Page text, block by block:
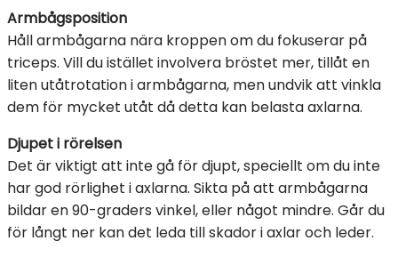
Armbågsposition
Håll armbågarna nära kroppen om du fokuserar på
triceps. Vill du istället involvera bröstet mer, tillåt en
liten utåtrotation i armbågarna, men undvik att vinkla
dem för mycket utåt då detta kan belasta axlarna.
Djupet i rörelsen
Det är viktigt att inte gå för djupt, speciellt om du inte
har god rörlighet i axlarna. Sikta på att armbågarna
bildar en 90-graders vinkel, eller något mindre. Går du
för långt ner kan det leda till skador i axlar och leder.